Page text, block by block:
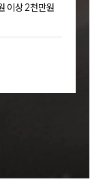
이상 2천만원